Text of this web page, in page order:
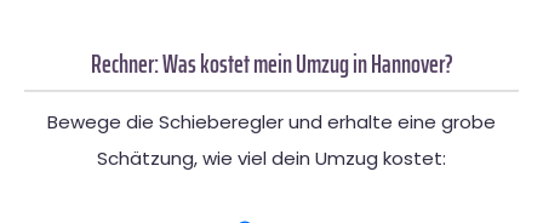
Rechner: Was kostet mein Umzug in Hannover?
Bewege die Schieberegler und erhalte eine grobe
Schätzung, wie viel dein Umzug kostet: